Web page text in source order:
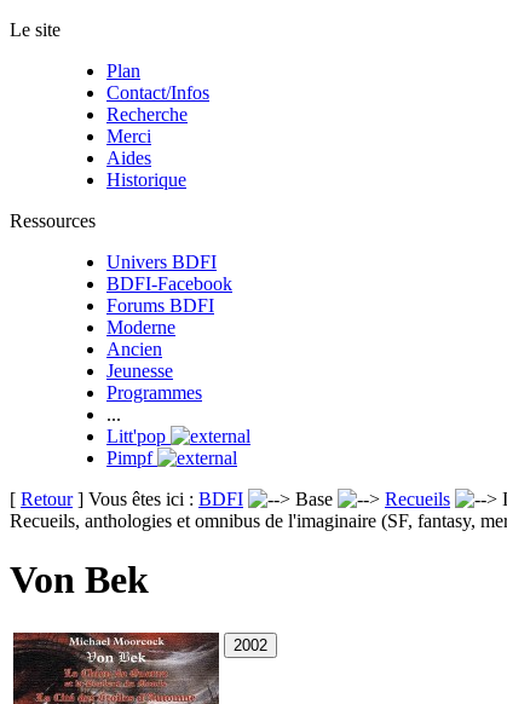
Le site
Plan
Contact/Infos
Recherche
Merci
Aides
Historique
Ressources
Univers BDFI
BDFI-Facebook
Forums BDFI
Moderne
Ancien
Jeunesse
Programmes
...
Litt'pop
Pimpf
[ Retour] Vous êtes ici : BDFI Base Recueils
Recueils, anthologies et omnibus de l'imaginaire (SF, fantasy,
Von Bek